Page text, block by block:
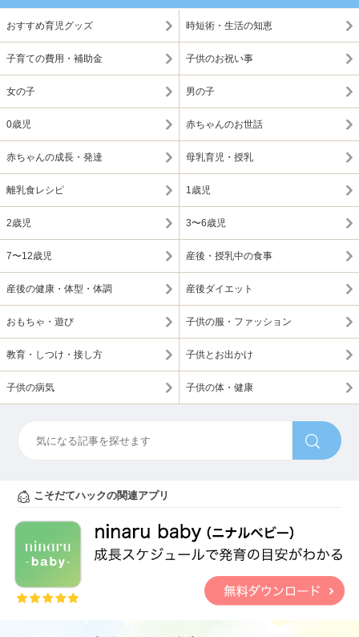
おすすめ育児グッズ 時短術・生活の知恵
子育ての費用・補助金 子供のお祝い事
女の子 男の子
0歳児 赤ちゃんのお世話
赤ちゃんの成長・発達 母乳育児・授乳
離乳食レシピ 1歳児
2歳児 3〜6歳児
7〜12歳児 産後・授乳中の食事
産後の健康・体型・体調 産後ダイエット
おもちゃ・遊び 子供の服・ファッション
教育・しつけ・接し方 子供とお出かけ
子供の病気 子供の体・健康
こそだてハックの関連アプリ